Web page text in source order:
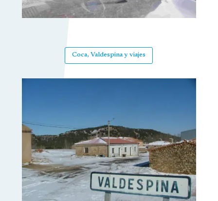
Coca, Valdespina y viajes